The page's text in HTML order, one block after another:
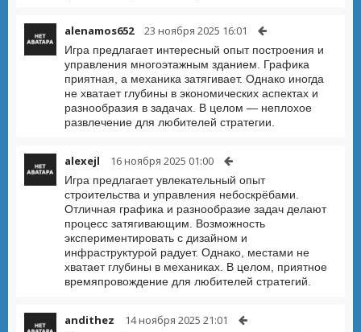
alenamos652 23 ноября 2025 16:01
Игра предлагает интересный опыт построения и
управления многоэтажным зданием. Графика
приятная, а механика затягивает. Однако иногда
не хватает глубины в экономических аспектах и
разнообразия в задачах. В целом — неплохое
развлечение для любителей стратегии.
alexejl 16 ноября 2025 01:00
Игра предлагает увлекательный опыт
строительства и управления небоскрёбами.
Отличная графика и разнообразие задач делают
процесс затягивающим. Возможность
экспериментировать с дизайном и
инфраструктурой радует. Однако, местами не
хватает глубины в механиках. В целом, приятное
времяпровождение для любителей стратегий.
andithez 14 ноября 2025 21:01